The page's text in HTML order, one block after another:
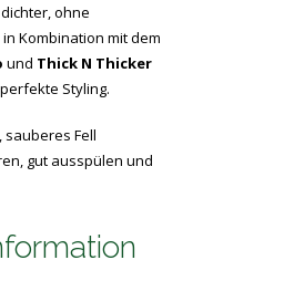
ohne
Kombination mit dem
und Thick N Thicker
Styling.
Fell
gut ausspülen und